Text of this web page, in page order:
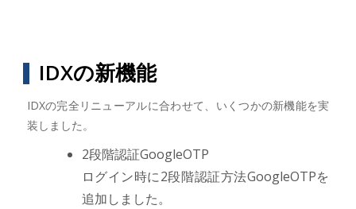
IDXの新機能
IDXの完全リニューアルに合わせて、いくつかの新機能を実
装しました。
2段階認証GoogleOTP
ログイン時に2段階認証方法GoogleOTPを
追加しました。